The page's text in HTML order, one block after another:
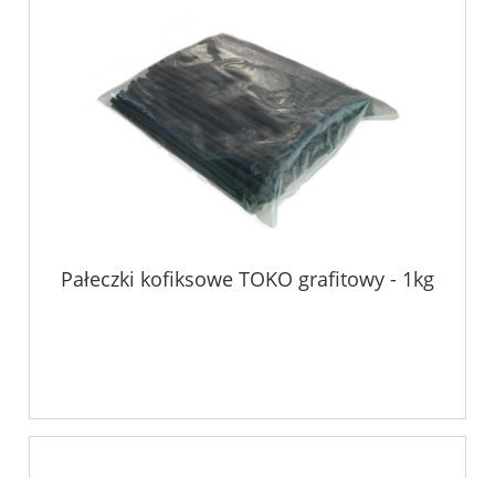
Pałeczki kofiksowe TOKO grafitowy - 1kg